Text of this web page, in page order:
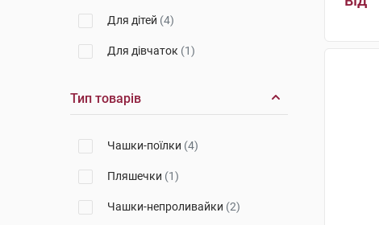
Для дітей (4)
Для дівчаток (1)
Тип товарів
Чашки-поїлки (4)
Пляшечки (1)
Чашки-непроливайки (2)